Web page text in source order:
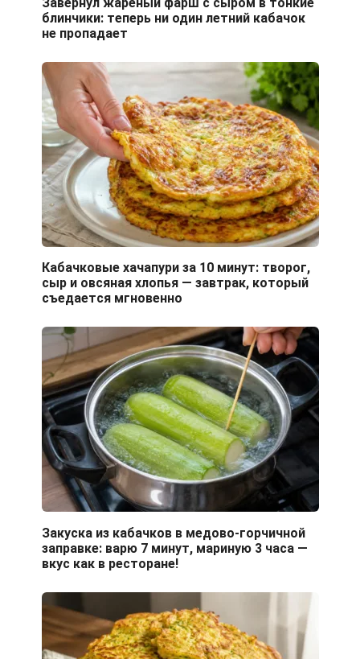
блинчики: теперь ни один летний кабачок
не пропадает
Кабачковые хачапури за 10 минут: творог,
сыр и овсяная хлопья — завтрак, который
съедается мгновенно
Закуска из кабачков в медово-горчичной
заправке: варю 7 минут, мариную 3 часа —
вкус как в ресторане!